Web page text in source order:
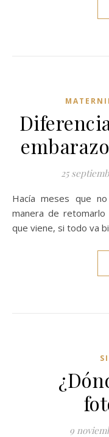
25
Hacía meses que no escribía en el blog y que mejor
manera de retomarlo
que viene, si todo va
9